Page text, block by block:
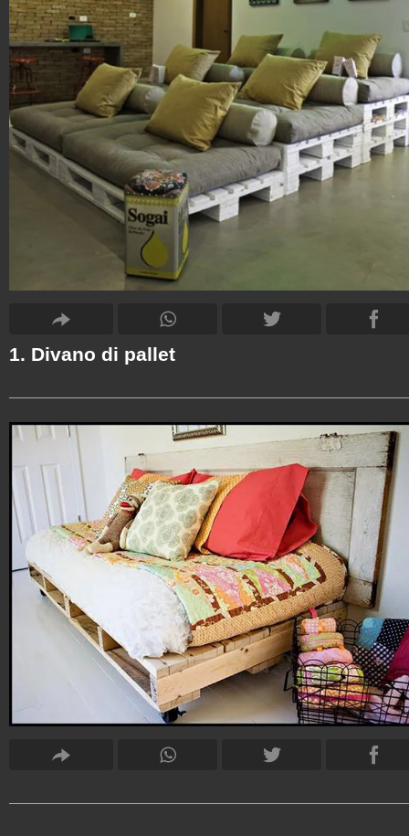
1. Divano di pallet